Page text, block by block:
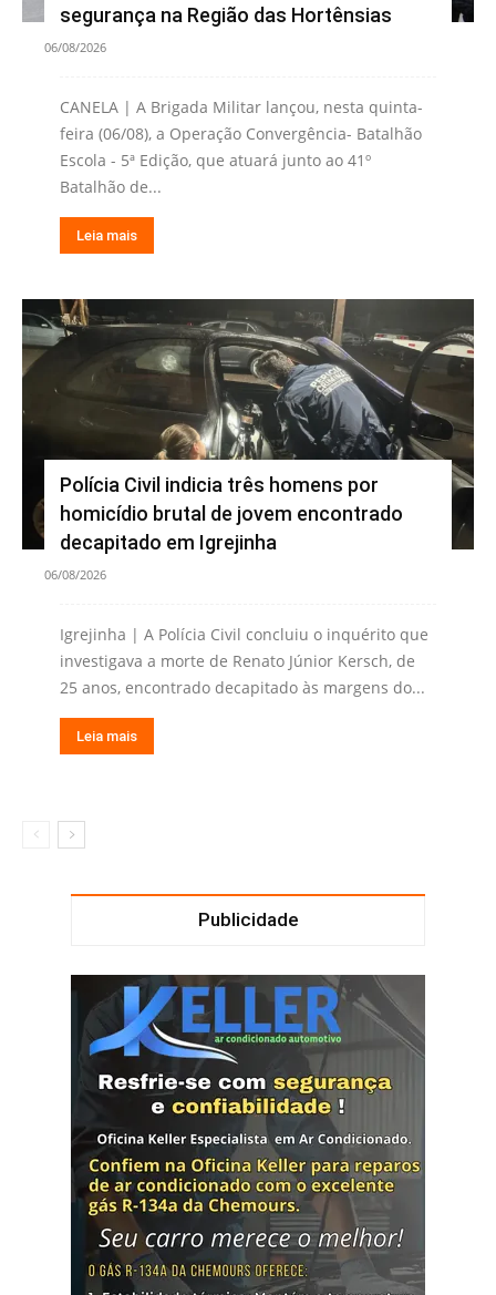
segurança na Região das Hortênsias
06/08/2026
CANELA | A Brigada Militar lançou, nesta quinta-
feira (06/08), a Operação Convergência- Batalhão
Escola - 5ª Edição, que atuará junto ao 41º
Batalhão de...
Leia mais
Polícia Civil indicia três homens por
homicídio brutal de jovem encontrado
decapitado em Igrejinha
06/08/2026
Igrejinha | A Polícia Civil concluiu o inquérito que
investigava a morte de Renato Júnior Kersch, de
25 anos, encontrado decapitado às margens do...
Leia mais
Publicidade